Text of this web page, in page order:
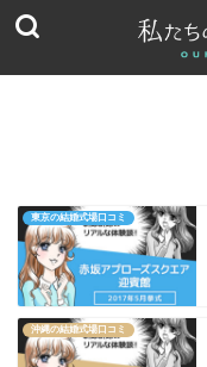
東京の結婚式場口コミ
沖縄の結婚式場口コミ